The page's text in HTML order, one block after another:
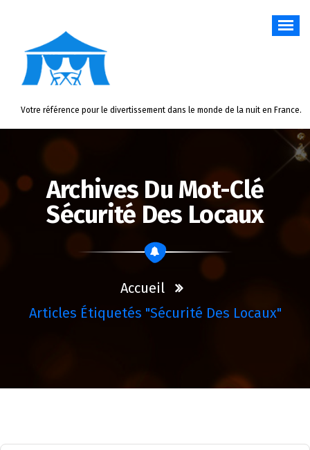
Votre référence pour le divertissement dans le monde de la nuit en France.
Archives Du Mot-Clé
Sécurité Des Locaux
Accueil
Articles Étiquetés "sécurité Des Locaux"